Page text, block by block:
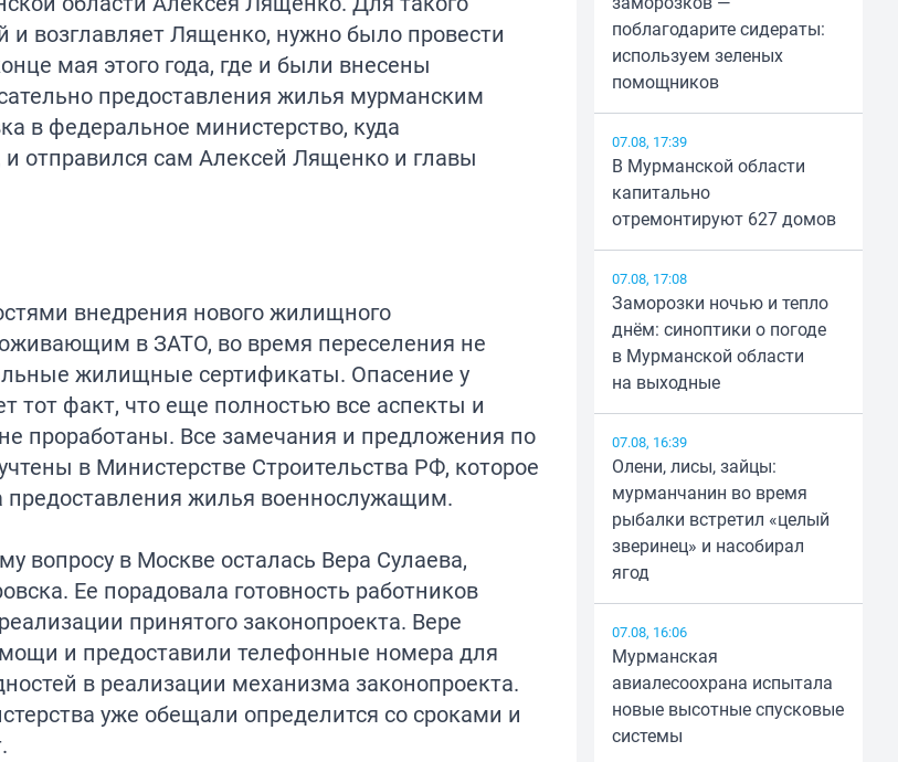
и возглавляет Лященко, нужно было провести
мая этого года, где и были внесены
предоставления жилья мурманским
в федеральное министерство, куда
отправился сам Алексей Лященко и главы
внедрения нового жилищного
в ЗАТО, во время переселения не
жилищные сертификаты. Опасение у
тот факт, что еще полностью все аспекты и
проработаны. Все замечания и предложения по
в Министерстве Строительства РФ, которое
предоставления жилья военнослужащим.
в Москве осталась Вера Сулаева,
Ее порадовала готовность работников
принятого законопроекта. Вере
и предоставили телефонные номера для
в реализации механизма законопроекта.
уже обещали определится со сроками и
поблагодарите сидераты:
используем зеленых
помощников
07.08, 17:39
В Мурманской области
капитально
отремонтируют 627 домов
07.08, 17:08
Заморозки ночью и тепло
днём: синоптики о погоде
в Мурманской области
на выходные
07.08, 16:39
Олени, лисы, зайцы:
мурманчанин во время
рыбалки встретил «целый
зверинец» и насобирал
ягод
07.08, 16:06
Мурманская
авиалесоохрана испытала
новые высотные спусковые
системы